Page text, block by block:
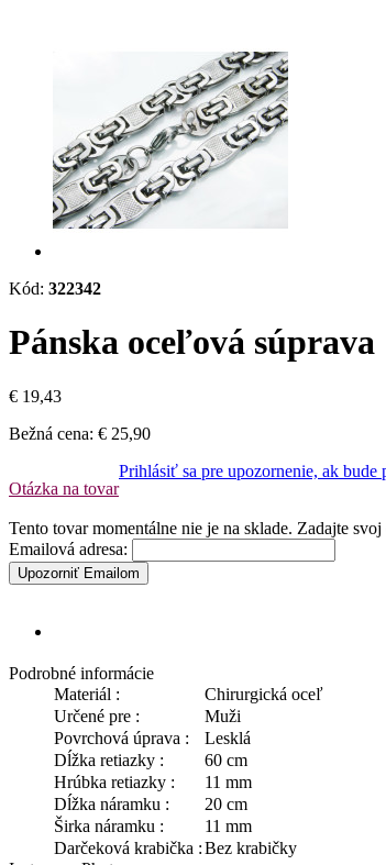
Kód: 322342
Pánska oceľová súprava
€ 19,43
Bežná cena: € 25,90
Otázka na tovar
Prihlásiť sa pre upozornenie, ak bude
Tento tovar momentálne nie je na sklade. Zadajte
Emailová adresa:
Upozorniť Emailom
Podrobné informácie
Materiál :
Chirurgická oceľ
Určené pre :
Muži
Povrchová úprava :
Lesklá
Dĺžka retiazky :
60 cm
Hrúbka retiazky :
11 mm
Dĺžka náramku :
20 cm
Širka náramku :
11 mm
Darčeková krabička :Bez krabičky